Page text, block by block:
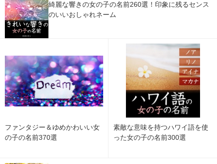
綺麗な響きの女の子の名前260選！印象に残るセンス
のいいおしゃれネーム
ファンタジー＆ゆめかわいい女
の子の名前370選
素敵な意味を持つハワイ語を使
った女の子の名前300選